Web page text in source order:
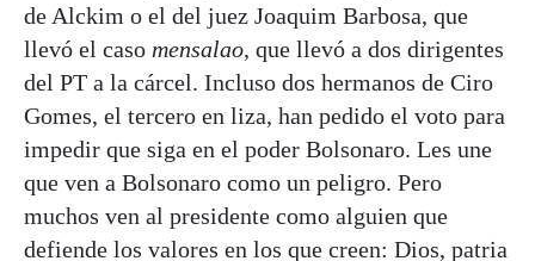
de Alckim o el del juez Joaquim Barbosa, que
llevó el caso mensalao, que llevó a dos dirigentes
del PT a la cárcel. Incluso dos hermanos de Ciro
Gomes, el tercero en liza, han pedido el voto para
impedir que siga en el poder Bolsonaro. Les une
que ven a Bolsonaro como un peligro. Pero
muchos ven al presidente como alguien que
defiende los valores en los que creen: Dios, patria